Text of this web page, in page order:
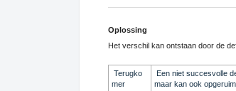
Oplossing
Het verschil kan ontstaan door de
Terugko
mer
Een niet succesvolle
maar kan ook